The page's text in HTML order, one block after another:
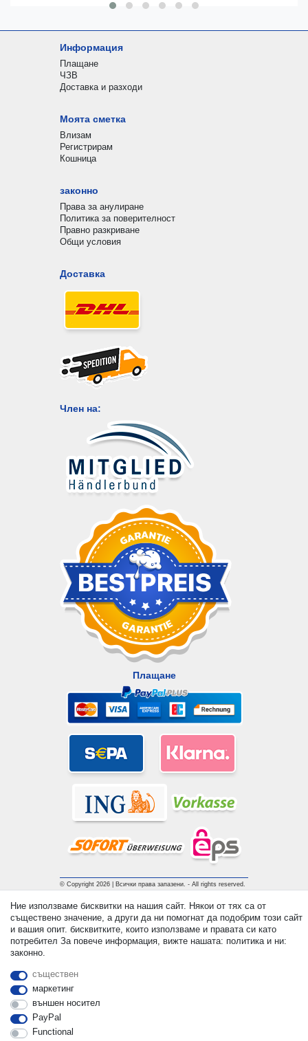
Информация
Плащане
ЧЗВ
Доставка и разходи
Моята сметка
Влизам
Регистрирам
Кошница
законно
Права за анулиране
Политика за поверителност
Правно разкриване
Общи условия
Доставка
Член на:
Плащане
© Copyright 2026 | Всички права запазени. - All rights reserved.
Applies to deliveries to the UK!
Withdraw from contract here контакт
Ние използваме бисквитки на нашия сайт. Някои от тях са от
съществено значение, а други да ни помогнат да подобрим този сайт
и вашия опит. бисквитките, които използваме и правата си като
потребител За повече информация, вижте нашата: политика и ни:
законно.
съществен
маркетинг
външен носител
PayPal
Functional